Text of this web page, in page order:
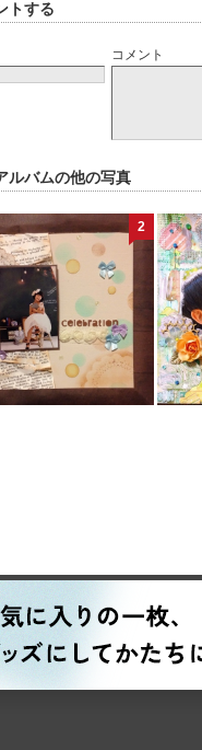
トする
コメント
ルバムの他の写真
2